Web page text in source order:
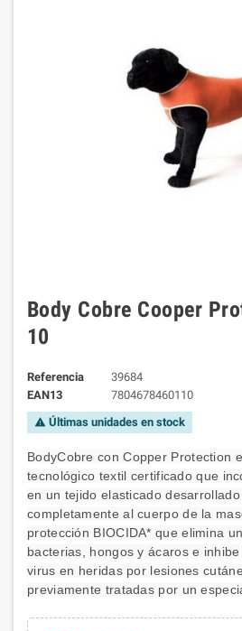
Body Cobre Cooper
10
Referencia
39684
EAN13
7804678460110
warning Últimas unidades en stock
BodyCobre con Copper Protection
tecnológico textil certificado que
en un tejido elasticado
completamente al cuerpo de la
protección BIOCIDA* que elimina
bacterias, hongos y ácaros e
virus en heridas por lesiones
previamente tratadas por un